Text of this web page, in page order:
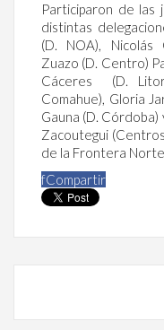
Participaron de las
distintas
(D. NOA), Nicolás
Zuazo (D. Centro)
Cáceres (D.
Comahue), Gloria
Gauna (D.
Zacoutegui
de la Frontera
fCompartir